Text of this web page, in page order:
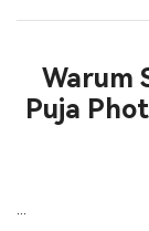
Warum
Puja